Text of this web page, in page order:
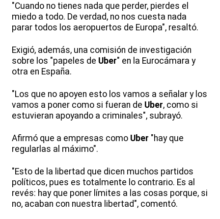
"Cuando no tienes nada que perder, pierdes el
miedo a todo. De verdad, no nos cuesta nada
parar todos los aeropuertos de Europa", resaltó.
Exigió, además, una comisión de investigación
sobre los "papeles de Uber" en la Eurocámara y
otra en España.
"Los que no apoyen esto los vamos a señalar y los
vamos a poner como si fueran de Uber, como si
estuvieran apoyando a criminales", subrayó.
Afirmó que a empresas como Uber "hay que
regularlas al máximo".
"Esto de la libertad que dicen muchos partidos
políticos, pues es totalmente lo contrario. Es al
revés: hay que poner límites a las cosas porque, si
no, acaban con nuestra libertad", comentó.